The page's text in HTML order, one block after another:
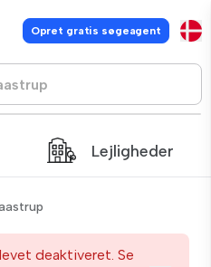
Opret gratis søgeagent
Lejligheder
deaktiveret. Se